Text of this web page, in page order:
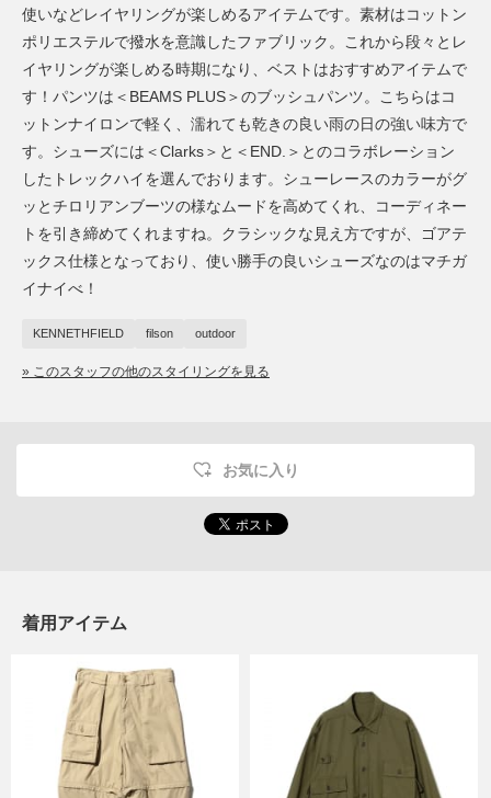
使いなどレイヤリングが楽しめるアイテムです。素材はコットン
ポリエステルで撥水を意識したファブリック。これから段々とレ
イヤリングが楽しめる時期になり、ベストはおすすめアイテムで
す！パンツは＜BEAMS PLUS＞のブッシュパンツ。こちらはコ
ットンナイロンで軽く、濡れても乾きの良い雨の日の強い味方で
す。シューズには＜Clarks＞と＜END.＞とのコラボレーション
したトレックハイを選んでおります。シューレースのカラーがグ
ッとチロリアンブーツの様なムードを高めてくれ、コーディネー
トを引き締めてくれますね。クラシックな見え方ですが、ゴアテ
ックス仕様となっており、使い勝手の良いシューズなのはマチガ
イナイべ！
KENNETHFIELD filson outdoor
» このスタッフの他のスタイリングを見る
お気に入り
着用アイテム